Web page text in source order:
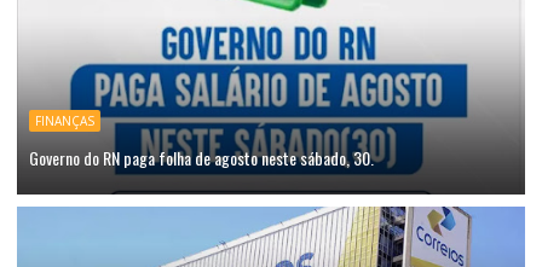
FINANÇAS
Governo do RN paga folha de agosto neste sábado, 30.